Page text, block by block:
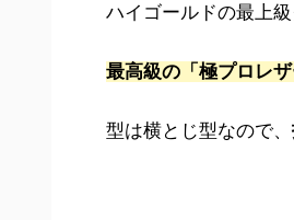
ハイゴールドの最上級
最高級の「極プロレ
型は横とじ型なので、